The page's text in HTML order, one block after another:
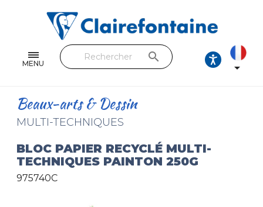
MENU
Feuilles & Copies
Beaux-arts & Dessin
Loisirs créatifs
Cuir & trousses
search

Beaux-arts & Dessin
MULTI-TECHNIQUES
BLOC PAPIER RECYCLÉ MULTI-
TECHNIQUES PAINTON 250G
975740C